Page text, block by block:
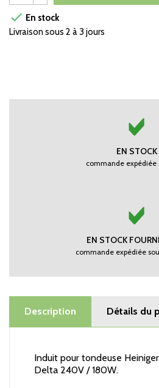
 En stock
Livraison sous 2 à 3 jours
EN STOCK
commande expédiée
EN STOCK
commande expédiée
Description Détails du
Induit pour tondeuse
Delta 240V / 180W.